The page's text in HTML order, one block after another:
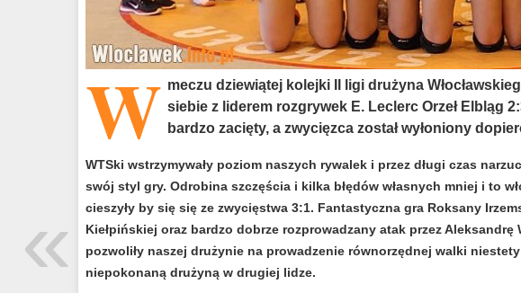
W meczu dziewiątej kolejki II ligi drużyna
siebie z liderem rozgrywek E. Leclerc Orzeł Elbląg
bardzo zacięty, a zwycięzca został wyłoniony
WTSki wstrzymywały poziom naszych rywalek i przez długi czas
swój styl gry. Odrobina szczęścia i kilka błędów własnych mniej i to
cieszyły by się się ze zwycięstwa 3:1. Fantastyczna gra Roksany
Kiełpińskiej oraz bardzo dobrze rozprowadzany atak przez Aleksandrę
pozwoliły naszej drużynie na prowadzenie równorzędnej walki
niepokonaną drużyną w drugiej lidze.
«